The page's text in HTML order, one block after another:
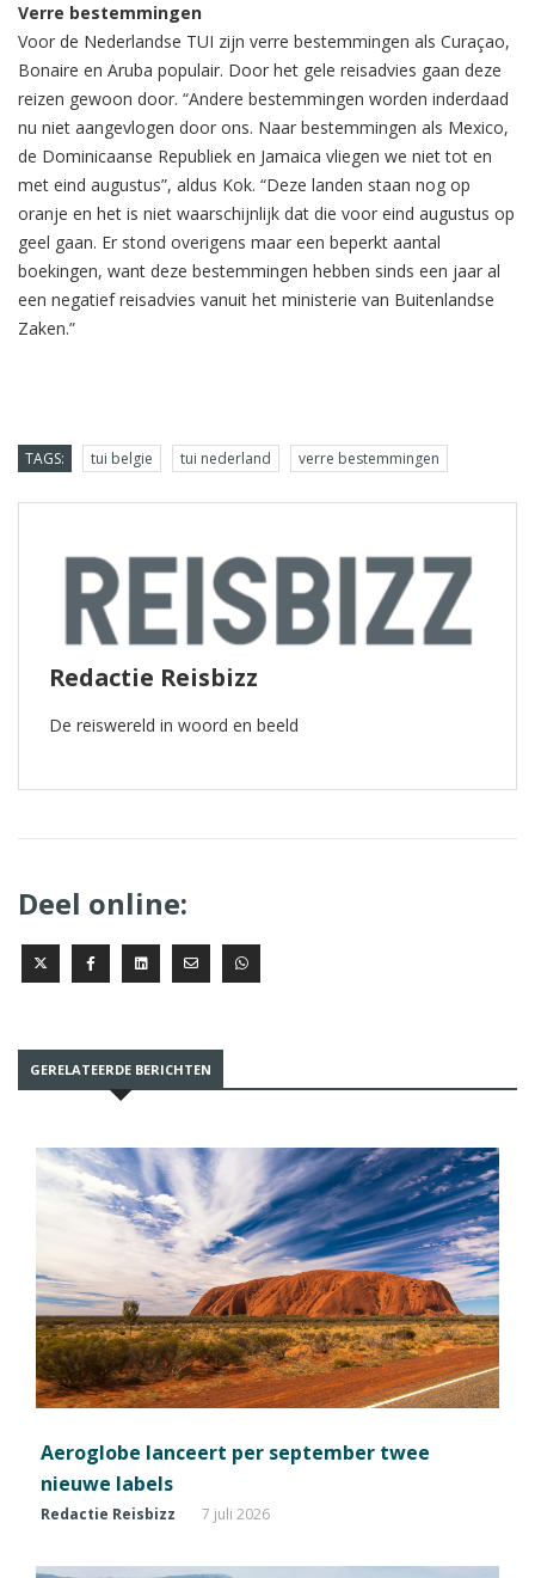
Verre bestemmingen
Voor de Nederlandse TUI zijn verre bestemmingen als Curaçao,
Bonaire en Aruba populair. Door het gele reisadvies gaan deze
reizen gewoon door. “Andere bestemmingen worden inderdaad
nu niet aangevlogen door ons. Naar bestemmingen als Mexico,
de Dominicaanse Republiek en Jamaica vliegen we niet tot en
met eind augustus”, aldus Kok. “Deze landen staan nog op
oranje en het is niet waarschijnlijk dat die voor eind augustus op
geel gaan. Er stond overigens maar een beperkt aantal
boekingen, want deze bestemmingen hebben sinds een jaar al
een negatief reisadvies vanuit het ministerie van Buitenlandse
Zaken.”
TAGS: tui belgie tui nederland verre bestemmingen
Redactie Reisbizz
De reiswereld in woord en beeld
Deel online:
GERELATEERDE BERICHTEN
Aeroglobe lanceert per september twee
nieuwe labels
Redactie Reisbizz 7 juli 2026